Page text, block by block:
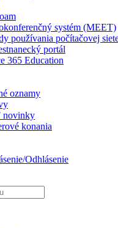
systém (MEET)
používania počítačovej
portál
365 Education
oznamy
novinky
konania
Odhlásenie